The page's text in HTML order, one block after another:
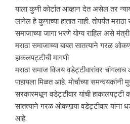
याला कुणी कोर्टात आव्हान देत असेल तर
लागेल हे कुणाच्या हातात नाही. तोपर्यंत
समाजाच्या जागा भरणे योग्य राहिल असे
मराठा समाजाच्या बाबत सातत्याने गरळ
हाकलपट्टीची मागणी
मराठा समाज विजय वडेट्टीवारांवर
पाहायला मिळत आहे. मोर्चाच्या समन्वयकांनी
सरकारमधून वडेट्टीवार यांची हाकालपट्टी
सातत्याने गरळ ओकणार्‍या वडेट्टीवार यांना
आहे.